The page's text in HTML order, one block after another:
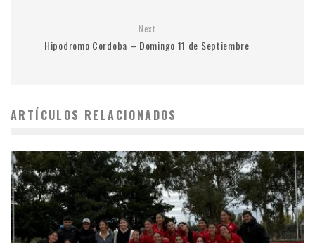
Next
Hipodromo Cordoba – Domingo 11 de Septiembre
ARTÍCULOS RELACIONADOS